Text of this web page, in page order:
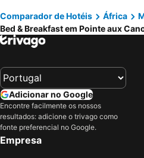
Soulliac, bed and breakfasts
Port Louis, bed and breakfasts
Pointe d' Esny, bed and breakfasts
Pampelmousses, bed and breakfasts
Beau Champ, bed and breakfasts
Comparador de Hotéis África
Bed & Breakfast em Pointe aux
Adicionar no Google
Encontre facilmente os nossos
resultados: adicione o trivago como
fonte preferencial no Google.
Empresa